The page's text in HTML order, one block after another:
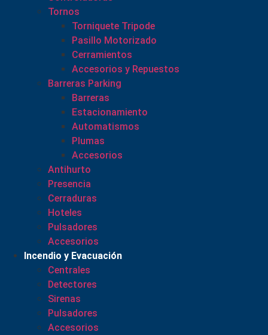
Tornos
Torniquete Tripode
Pasillo Motorizado
Cerramientos
Accesorios y Repuestos
Barreras Parking
Barreras
Estacionamiento
Automatismos
Plumas
Accesorios
Antihurto
Presencia
Cerraduras
Hoteles
Pulsadores
Accesorios
Incendio y Evacuación
Centrales
Detectores
Sirenas
Pulsadores
Accesorios